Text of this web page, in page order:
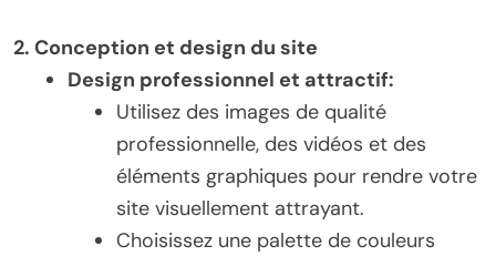
2. Conception et design du site
Design professionnel et attractif:
Utilisez des images de qualité
professionnelle, des vidéos et des
éléments graphiques pour rendre votre
site visuellement attrayant.
Choisissez une palette de couleurs